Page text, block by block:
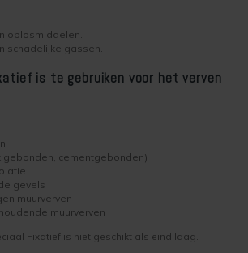
oplosmiddelen.
schadelijke gassen.
is te gebruiken voor het verven
gebonden, cementgebonden)
gevels
muurverven
muurverven
Fixatief is niet geschikt als eind laag.